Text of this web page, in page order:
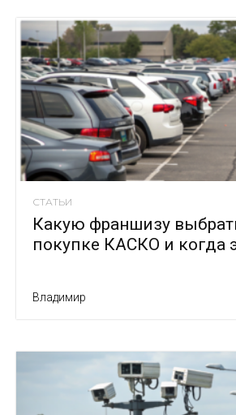
СТАТЬИ
Какую франшизу
покупке КАСКО и когда
Владимир